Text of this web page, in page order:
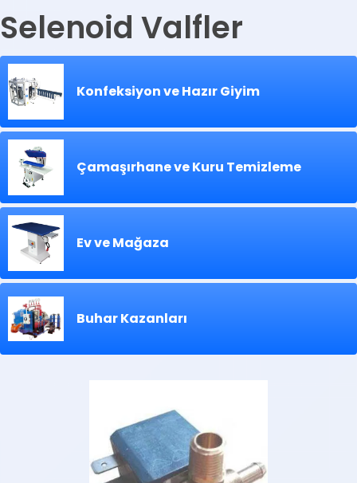
Selenoid Valfler
Konfeksiyon ve Hazır Giyim
Çamaşırhane ve Kuru Temizleme
Ev ve Mağaza
Buhar Kazanları